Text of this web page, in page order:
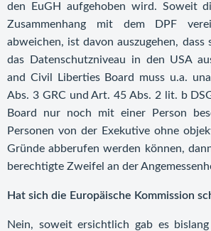
den EuGH aufgehoben wird. Soweit
Zusammenhang mit dem DPF
abweichen, ist davon auszugehen, dass
das Datenschutzniveau in den USA
and Civil Liberties Board muss u.a.
Abs. 3 GRC und Art. 45 Abs. 2 lit. b
Board nur noch mit einer Person
Personen von der Exekutive ohne
Gründe abberufen werden können,
berechtigte Zweifel an der
Hat sich die Europäische Kommission
Nein, soweit ersichtlich gab es